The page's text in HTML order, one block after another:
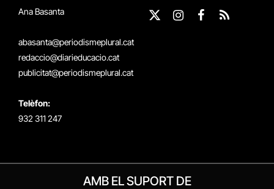
Ana Basanta
abasanta@periodismeplural.cat
redaccio@diarieducacio.cat
publicitat@periodismeplural.cat
Telèfon:
932 311 247
X
Instagram
Facebook
RSS
AMB EL SUPORT DE